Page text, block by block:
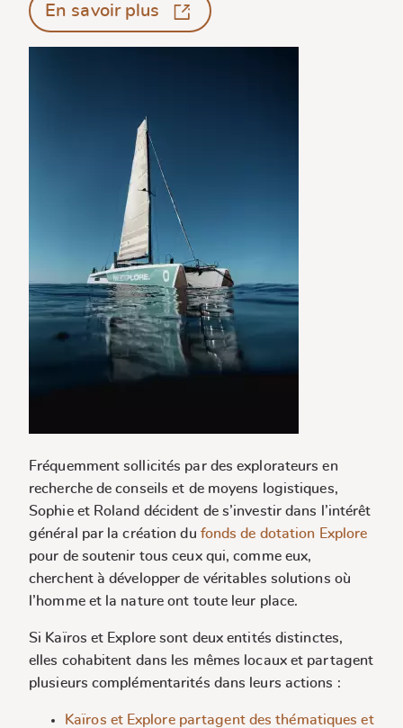
En savoir plus
Fréquemment sollicités par des explorateurs en
recherche de conseils et de moyens logistiques,
Sophie et Roland décident de s’investir dans l’intérêt
général par la création du fonds de dotation Explore
pour de soutenir tous ceux qui, comme eux,
cherchent à développer de véritables solutions où
l’homme et la nature ont toute leur place.
Si Kaïros et Explore sont deux entités distinctes,
elles cohabitent dans les mêmes locaux et partagent
plusieurs complémentarités dans leurs actions :
Kaïros et Explore partagent des thématiques et